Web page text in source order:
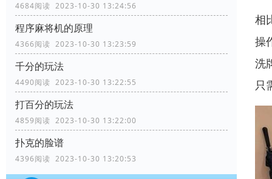
4684阅读 2023-10-30 13:24:56
程序麻将机的原理
4366阅读 2023-10-30 13:23:59
千分的玩法
4490阅读 2023-10-30 13:22:55
打百分的玩法
4859阅读 2023-10-30 13:22:00
扑克的脸谱
4396阅读 2023-10-30 13:20:53
相
操
洗
只